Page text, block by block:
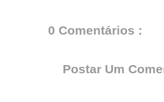
0 Comentários :
Postar Um